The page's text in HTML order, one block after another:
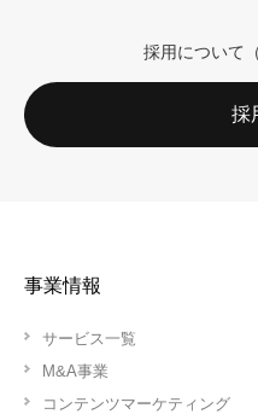
採用について
採
事業情報
サービス一覧
M&A事業
コンテンツマーケティング